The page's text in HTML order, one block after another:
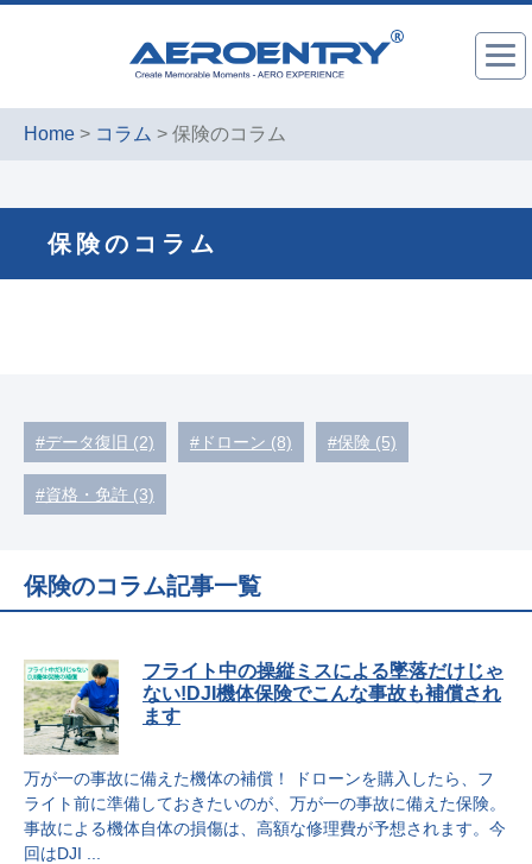
Home > コラム > 保険のコラム
保険のコラム
#データ復旧 (2) #ドローン (8) #保険 (5)
#資格・免許 (3)
保険のコラム記事一覧
フライト中の操縦ミスによる墜落だけじゃ
ない!DJI機体保険でこんな事故も補償され
ます
万が一の事故に備えた機体の補償！ ドローンを購入したら、フ
ライト前に準備しておきたいのが、万が一の事故に備えた保険。
事故による機体自体の損傷は、高額な修理費が予想されます。今
回はDJI ...